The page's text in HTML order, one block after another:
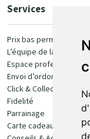
Services
Prix bas permanent
L’équipe de la
Espace professionnel
Envoi d’ordonnance
Click & Collect
Fidelité
Parrainage
Carte cadeau